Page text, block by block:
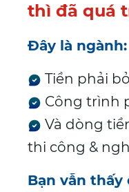
thì đã quá
Đây là ngành:
Tiền phải
Công trình
Và dòng
thi công &
Bạn vẫn